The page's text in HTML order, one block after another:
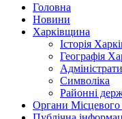
Головна
Новини
Харківщина
Історія
Географія
Символіка
Районні
Органи